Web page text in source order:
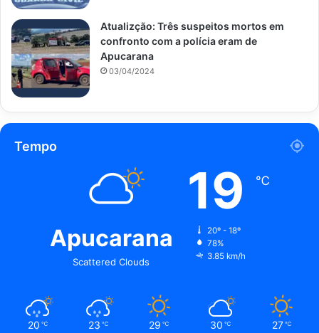
Atualizção: Três suspeitos mortos em
confronto com a polícia eram de
Apucarana
03/04/2024
Tempo
Apucarana
Scattered Clouds
19 ℃
20º - 18º
78%
3.85 km/h
20 ℃ 23 ℃ 29 ℃ 30 ℃ 27 ℃